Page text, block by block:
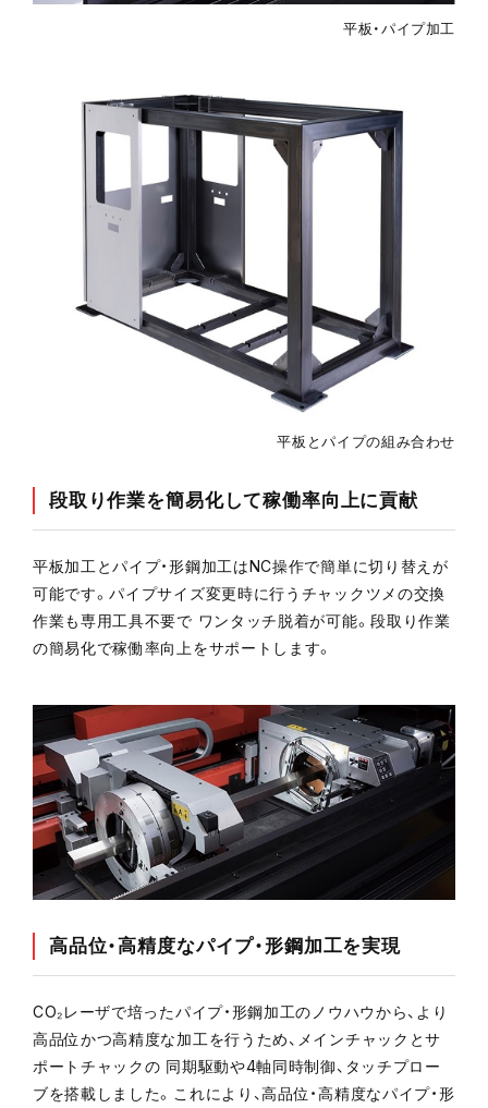
平板・パイプ加工
平板とパイプの組み合わせ
段取り作業を簡易化して稼働率向上に貢献
平板加工とパイプ・形鋼加工はNC操作で簡単に切り替えが
可能です。パイプサイズ変更時に行うチャックツメの交換
作業も専用工具不要で ワンタッチ脱着が可能。段取り作業
の簡易化で稼働率向上をサポートします。
高品位・高精度なパイプ・形鋼加工を実現
CO₂レーザで培ったパイプ・形鋼加工のノウハウから、より
高品位かつ高精度な加工を行うため、メインチャックとサ
ポートチャックの 同期駆動や4軸同時制御、タッチプロー
ブを搭載しました。これにより、高品位・高精度なパイプ・形